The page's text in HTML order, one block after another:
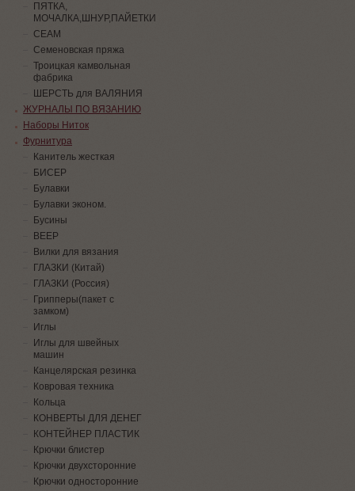
ПЯТКА,
МОЧАЛКА,ШНУР,ПАЙЕТКИ
СЕАМ
Семеновская пряжа
Троицкая камвольная
фабрика
ШЕРСТЬ для ВАЛЯНИЯ
ЖУРНАЛЫ ПО ВЯЗАНИЮ
Наборы Ниток
Фурнитура
Канитель жесткая
БИСЕР
Булавки
Булавки эконом.
Бусины
ВЕЕР
Вилки для вязания
ГЛАЗКИ (Китай)
ГЛАЗКИ (Россия)
Грипперы(пакет с
замком)
Иглы
Иглы для швейных
машин
Канцелярская резинка
Ковровая техника
Кольца
КОНВЕРТЫ ДЛЯ ДЕНЕГ
КОНТЕЙНЕР ПЛАСТИК
Крючки блистер
Крючки двухсторонние
Крючки односторонние